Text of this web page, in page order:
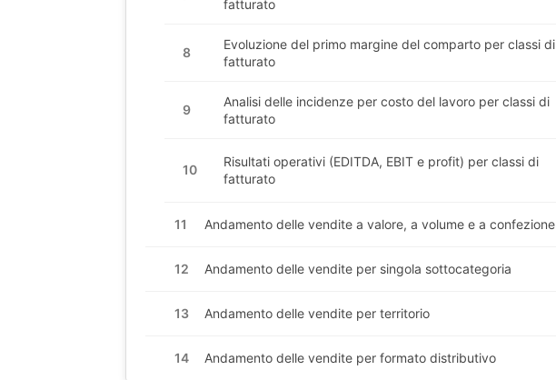
fatturato
8
Evoluzione del primo margine del comparto per classi di
fatturato
9
Analisi delle incidenze per costo del lavoro per classi di
fatturato
10
Risultati operativi (EDITDA, EBIT e profit) per classi di
fatturato
11 Andamento delle vendite a valore, a volume e a confezione
12 Andamento delle vendite per singola sottocategoria
13 Andamento delle vendite per territorio
14 Andamento delle vendite per formato distributivo